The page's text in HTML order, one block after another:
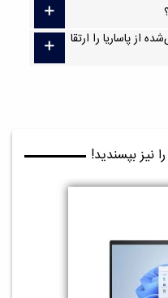
از پاساریا را ارتقا
نیز بپسندید!